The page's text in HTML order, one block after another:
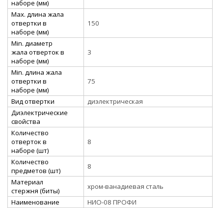
наборе (мм)
Max. длина жала
отвертки в
наборе (мм)
150
Min. диаметр
жала отверток в
наборе (мм)
3
Min. длина жала
отвертки в
наборе (мм)
75
Вид отвертки
диэлектрическая
Диэлектрические
свойства
Количество
отверток в
наборе (шт)
8
Количество
предметов (шт)
8
Материал
стержня (биты)
хром-ванадиевая сталь
Наименование
НИО-08 ПРОФИ